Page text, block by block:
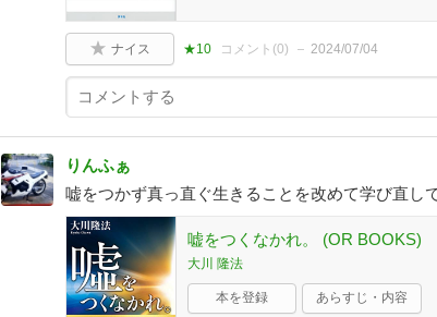
ナイス ★10 コメント(0) 2024/07/04
りんふぁ
嘘をつかず真っ直ぐ生きることを改めて学び直し
嘘をつくなかれ。 (OR BOOKS)
大川 隆法
本を登録 あらすじ・内容